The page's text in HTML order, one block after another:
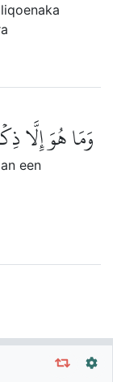
وَمَا هُوَ إِلَّا
een